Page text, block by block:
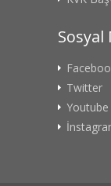
Sosyal
Twitter
Youtube